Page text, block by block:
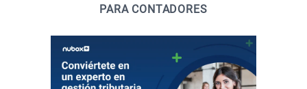
PARA CONTADORES